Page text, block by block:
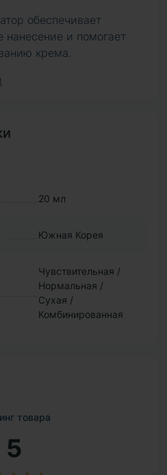
обеспечивает
нанесение и помогает
крема.
20 мл
Южная Корея
Чувствительная /
Нормальная /
Сухая /
Комбинированная
товара
5